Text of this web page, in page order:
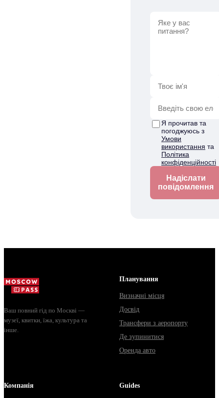
Я прочитав та
погоджуюсь з
Умови
використання та
Політика
конфіденційності
Надіслати
повідомлення
Ваш повний гід по Москві —
музеї, квитки, їжа, культура та
інше.
Планування
Визначні місця
Досвід
Трансфери з аеропорту
Де зупинитися
Оренда авто
Компанія Guides